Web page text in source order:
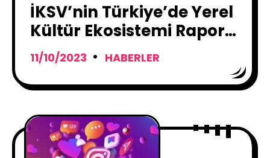
İKSV’nin Türkiye’de Yerel
Kültür Ekosistemi Raporu
Yayımlandı
11/10/2023 HABERLER